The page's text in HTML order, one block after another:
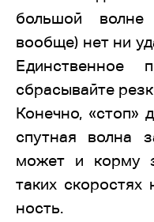
большой
вообще) нет ни
Единственное
сбрасывайте
Конечно, «стоп»
спутная волна
может и корму
таких
ность.